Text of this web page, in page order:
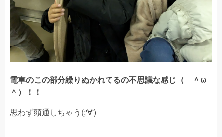
電車のこの部分繰りぬかれてるの不思議な感じ（ ＾ω
＾）！！
思わず頭通しちゃう(;'∀')